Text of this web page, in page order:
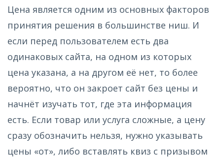
Цена является одним из основных факторов
принятия решения в большинстве ниш. И
если перед пользователем есть два
одинаковых сайта, на одном из которых
цена указана, а на другом её нет, то более
вероятно, что он закроет сайт без цены и
начнёт изучать тот, где эта информация
есть. Если товар или услуга сложные, а цену
сразу обозначить нельзя, нужно указывать
цены «от», либо вставлять квиз с призывом